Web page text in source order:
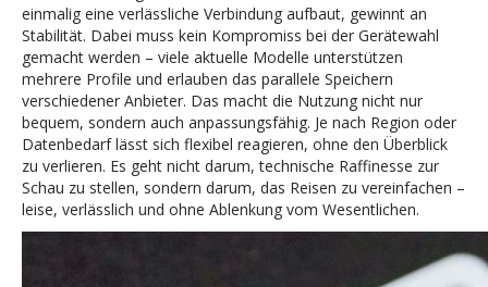
einmalig eine verlässliche Verbindung aufbaut, gewinnt an
Stabilität. Dabei muss kein Kompromiss bei der Gerätewahl
gemacht werden – viele aktuelle Modelle unterstützen
mehrere Profile und erlauben das parallele Speichern
verschiedener Anbieter. Das macht die Nutzung nicht nur
bequem, sondern auch anpassungsfähig. Je nach Region oder
Datenbedarf lässt sich flexibel reagieren, ohne den Überblick
zu verlieren. Es geht nicht darum, technische Raffinesse zur
Schau zu stellen, sondern darum, das Reisen zu vereinfachen –
leise, verlässlich und ohne Ablenkung vom Wesentlichen.